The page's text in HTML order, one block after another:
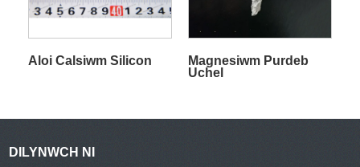
Aloi Calsiwm Silicon
Magnesiwm Purdeb
Uchel
DILYNWCH NI